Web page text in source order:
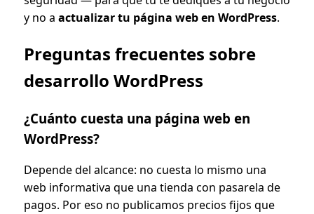
y no a actualizar tu página web en WordPress.
Preguntas frecuentes sobre
desarrollo WordPress
¿Cuánto cuesta una página web en
WordPress?
Depende del alcance: no cuesta lo mismo una
web informativa que una tienda con pasarela de
pagos. Por eso no publicamos precios fijos que